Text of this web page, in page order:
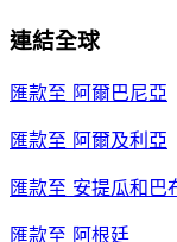
連結全球
匯款至 阿爾巴尼亞
匯款至 阿爾及利亞
匯款至 安提瓜和巴
匯款至 阿根廷